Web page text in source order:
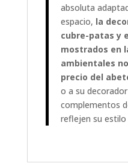
absoluta
espacio, la
cubre-patas y
mostrados en
ambientales
precio del
o a su
complementos
reflejen su estilo